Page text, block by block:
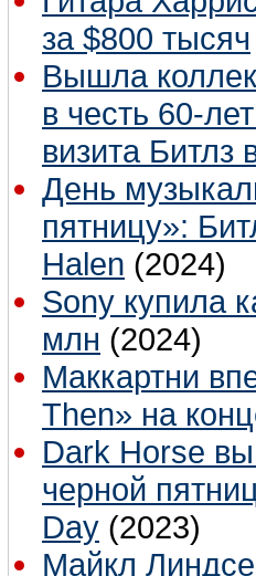
за $800 тысяч
Вышла
в честь 60-
визита
День
пятницу»:
Halen (2024)
Sony купила
млн (2024)
Маккартни
Then» на
Dark Horse
черной
Day (2023)
Майкл